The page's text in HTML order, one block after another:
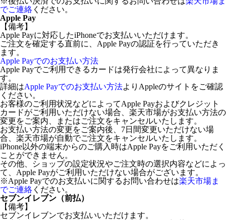
でご連絡 ください。
Apple Pay
【備考】
Apple Payに対応したiPhoneでお支払いいただけます。
ご注文を確定する直前に、Apple Payの認証を行っていただき
ます。
Apple Payでのお支払い方法
Apple Payでご利用できるカードは発行会社によって異なりま
す。
詳細はApple Payでのお支払い方法よりAppleのサイトをご確認
ください。
お客様のご利用状況などによってApple Payおよびクレジット
カードがご利用いただけない場合、楽天市場がお支払い方法の
変更をご案内、またはご注文をキャンセルいたします。
お支払い方法の変更をご案内後、7日間変更いただけない場
合、楽天市場が自動でご注文をキャンセルいたします。
iPhone以外の端末からのご購入時はApple Payをご利用いただく
ことができません。
その他、ショップの設定状況やご注文時の選択内容などによっ
て、Apple Payがご利用いただけない場合がございます。
※Apple Payでのお支払いに関するお問い合わせは楽天市場ま
でご連絡 ください。
セブンイレブン（前払）
【備考】
セブンイレブンでお支払いいただけます。